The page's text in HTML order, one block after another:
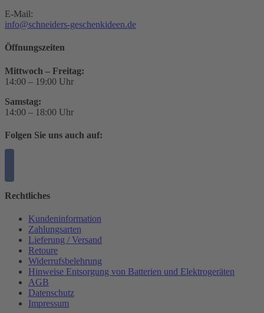
E-Mail:
info@schneiders-geschenkideen.de
Öffnungszeiten
Mittwoch – Freitag:
14:00 – 19:00 Uhr
Samstag:
14:00 – 18:00 Uhr
Folgen Sie uns auch auf:
Rechtliches
Kundeninformation
Zahlungsarten
Lieferung / Versand
Retoure
Widerrufsbelehrung
Hinweise Entsorgung von Batterien und Elektrogeräten
AGB
Datenschutz
Impressum